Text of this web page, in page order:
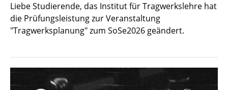
Liebe Studierende, das Institut für Tragwerkslehre hat
die Prüfungsleistung zur Veranstaltung
"Tragwerksplanung" zum SoSe2026 geändert.